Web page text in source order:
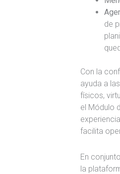
de
Con la
ayuda a
físicos,
el Módulo
facilita
En
la